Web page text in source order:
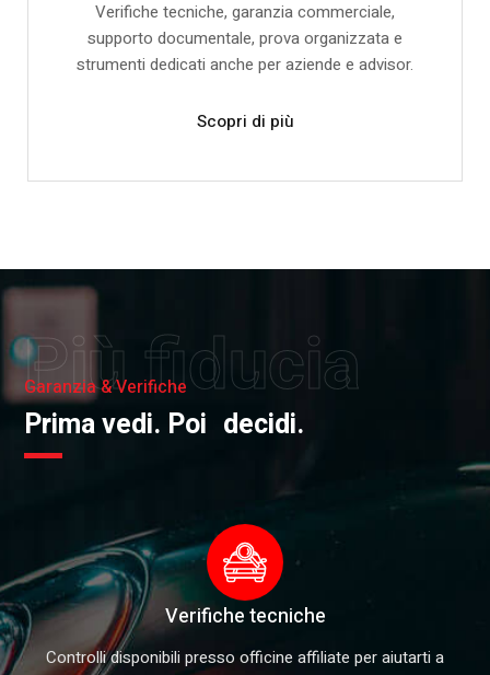
Verifiche tecniche, garanzia commerciale,
supporto documentale, prova organizzata e
strumenti dedicati anche per aziende e advisor.
Scopri di più
Più fiducia
Garanzia & Verifiche
Prima vedi. Poi decidi.
Verifiche tecniche
Controlli disponibili presso officine affiliate per aiutarti a